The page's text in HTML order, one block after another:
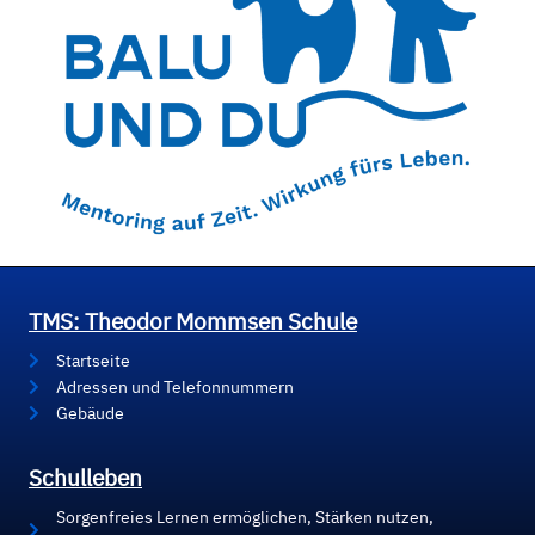
TMS: Theodor Mommsen Schule
Startseite
Adressen und Telefonnummern
Gebäude
Schulleben
Sorgenfreies Lernen ermöglichen, Stärken nutzen,